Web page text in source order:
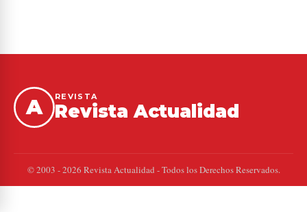
A REVISTA
Revista Actualidad
© 2003 - 2026 Revista Actualidad - Todos los Derechos Reservados.